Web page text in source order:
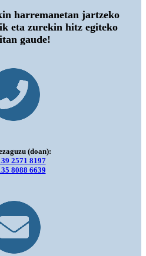
harremanetan jartzeko
eta zurekin hitz egiteko
gaude!
(doan):
2571 8197
8088 6639